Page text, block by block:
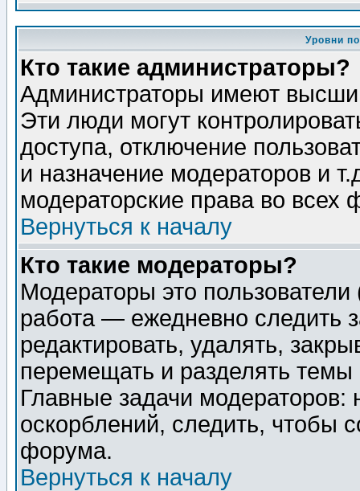
Уровни
Кто такие администраторы?
Администраторы имеют
Эти люди могут
доступа, отключение
и назначение модераторов и
модераторские права во всех
Вернуться к началу
Кто такие модераторы?
Модераторы это
работа — ежедневно следить
редактировать, удалять,
перемещать и разделять
Главные задачи
оскорблений, следить, чтобы
форума.
Вернуться к началу